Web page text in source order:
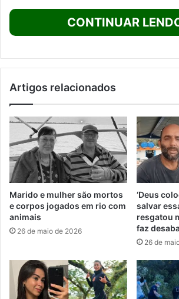
CONTINUAR
Artigos relacionados
Marido e mulher são mortos
e corpos jogados em rio com
animais
26 de maio de 2026
‘Deus
salvar
resgatou
faz
26 de